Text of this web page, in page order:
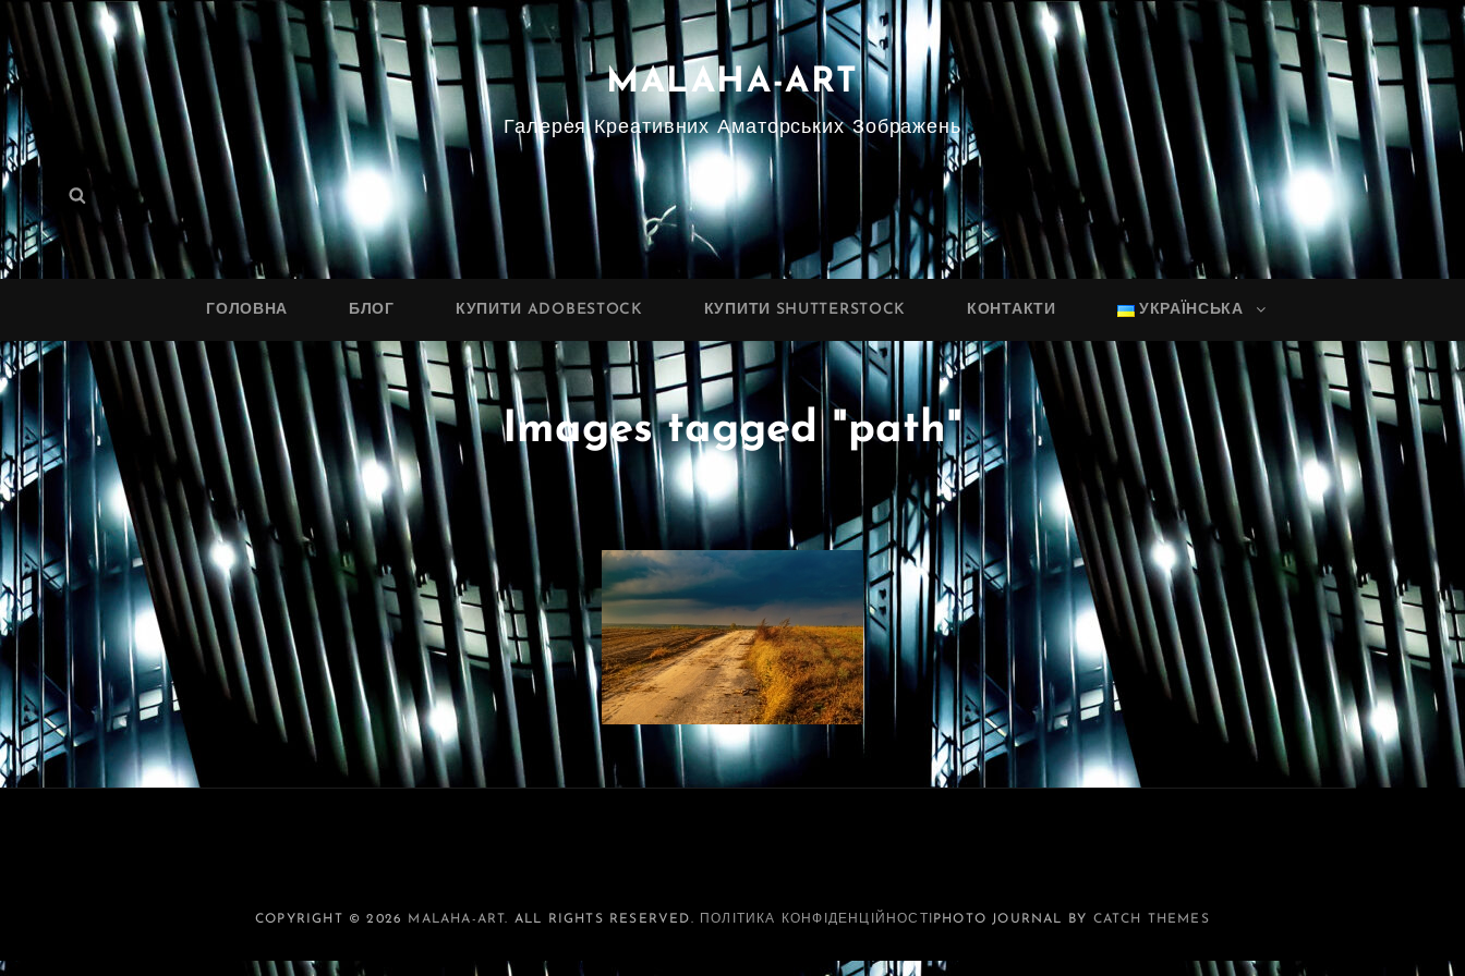
MALAHA-ART
Галерея Креативних Аматорських Зображень
Search
for:
Search
ГОЛОВНА БЛОГ КУПИТИ ADOBESTOCK КУПИТИ SHUTTERSTOCK КОНТАКТИ УКРАЇНСЬКА
Images tagged "path"
COPYRIGHT © 2026 MALAHA-ART. ALL RIGHTS RESERVED. ПОЛІТИКА КОНФІДЕНЦІЙНОСТІ PHOTO JOURNAL BY CATCH THEMES